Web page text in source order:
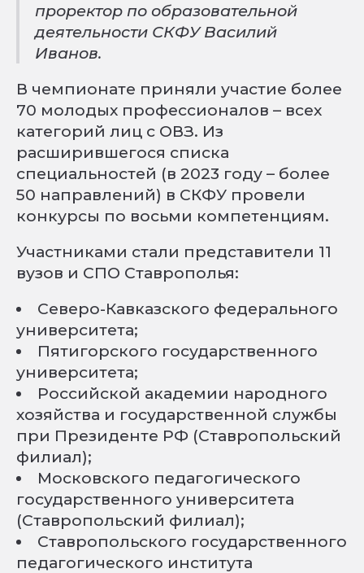
проректор по образовательной
деятельности СКФУ Василий
Иванов.
В чемпионате приняли участие более
70 молодых профессионалов – всех
категорий лиц с ОВЗ. Из
расширившегося списка
специальностей (в 2023 году – более
50 направлений) в СКФУ провели
конкурсы по восьми компетенциям.
Участниками стали представители 11
вузов и СПО Ставрополья:
Северо-Кавказского федерального
университета;
Пятигорского государственного
университета;
Российской академии народного
хозяйства и государственной службы
при Президенте РФ (Ставропольский
филиал);
Московского педагогического
государственного университета
(Ставропольский филиал);
Ставропольского государственного
педагогического института